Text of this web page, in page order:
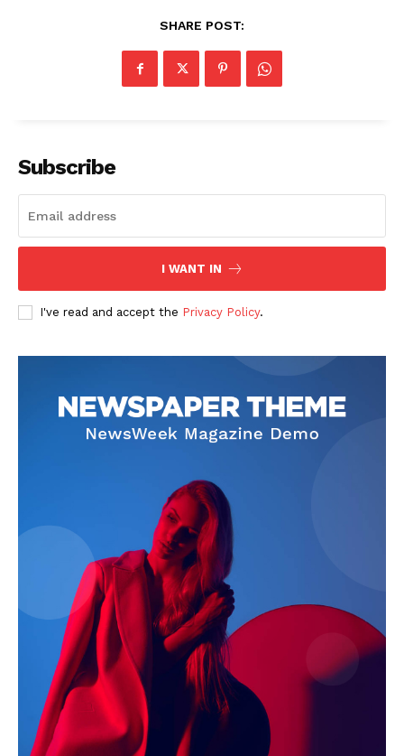
SHARE POST:
Subscribe
I WANT IN
I've read and accept the Privacy Policy.